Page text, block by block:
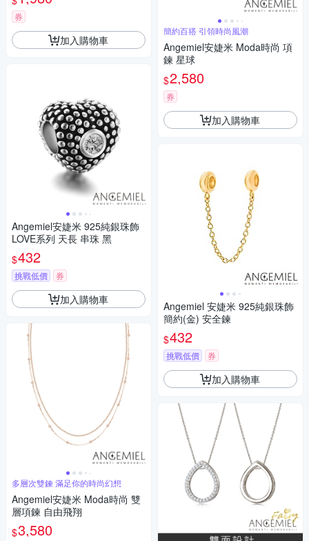
券
加入購物車
Angemiel安婕米 925純銀珠飾
LOVE系列 天長 串珠 黑
$432
挑戰低價 券
加入購物車
多層次雙鍊 滿足你的時尚幻想
Angemiel安婕米 Moda時尚 雙
層項鍊 自由飛翔
$3,580
簡約百搭 引領時尚風潮
Angemiel安婕米 Moda時尚 項
鍊 星球
$2,580
券
加入購物車
Angemiel 安婕米 925純銀珠飾
簡約(金) 安全鍊
$432
挑戰低價 券
加入購物車